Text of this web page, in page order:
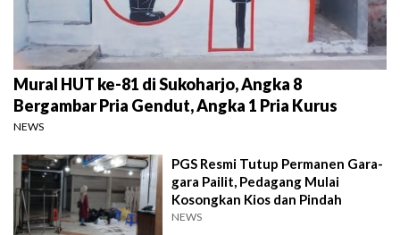
Mural HUT ke-81 di Sukoharjo, Angka 8
Bergambar Pria Gendut, Angka 1 Pria Kurus
NEWS
PGS Resmi Tutup Permanen Gara-
gara Pailit, Pedagang Mulai
Kosongkan Kios dan Pindah
NEWS